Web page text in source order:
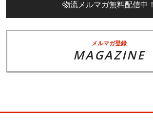
物流メルマガ無料配信中！
メルマガ登録
MAGAZINE